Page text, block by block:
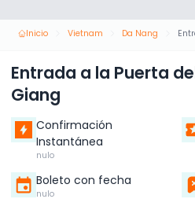
Inicio Vietnam Da Nang
Entrada a la Puerta
Giang
Confirmación
Instantánea
nulo
Boleto con fecha
nulo